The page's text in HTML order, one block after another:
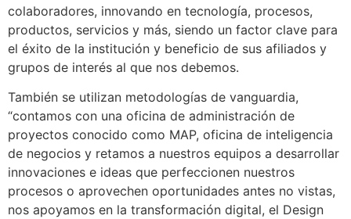
colaboradores, innovando en tecnología, procesos,
productos, servicios y más, siendo un factor clave para
el éxito de la institución y beneficio de sus afiliados y
grupos de interés al que nos debemos.
También se utilizan metodologías de vanguardia,
“contamos con una oficina de administración de
proyectos conocido como MAP, oficina de inteligencia
de negocios y retamos a nuestros equipos a desarrollar
innovaciones e ideas que perfeccionen nuestros
procesos o aprovechen oportunidades antes no vistas,
nos apoyamos en la transformación digital, el Design